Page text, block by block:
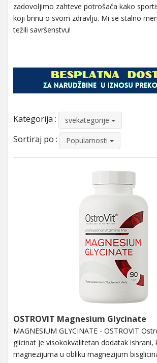
zadovoljimo zahteve potrošača kako
koji brinu o svom zdravlju. Mi se stalno
težili savršenstvu!
Kategorija : svekategorije
Sortiraj po : Popularnosti
OSTROVIT Magnesium Glycinate
MAGNESIUM GLYCINATE - OSTROVIT
glicinat je visokokvalitetan dodatak ishrani,
magnezijuma u ​​obliku magnezijum